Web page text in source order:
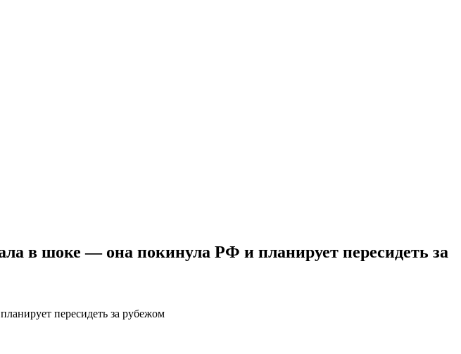
в шоке — она покинула РФ и планирует пересидеть за